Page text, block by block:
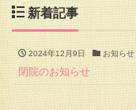
新着記事
2024年12月9日 お知らせ
閉院のお知らせ